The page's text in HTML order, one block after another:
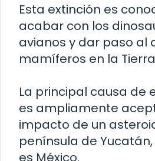
Esta extinción es
acabar con los
avianos y dar paso al
mamíferos en la
La principal causa de
es ampliamente
impacto de un
península de
es México.